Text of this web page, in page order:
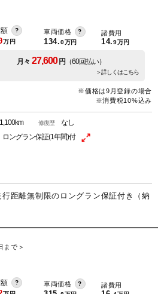
万円
車両価格
134.0万円
諸費用
14.9万円
月々 27,600円 （60回払い）
＞詳しくはこちら
※価格は9月登録の場合
※消費税10%込み
修復歴なし
ングラン保証(1年間)付
距離無制限のロングラン保証付き（納
まで＞
車両価格 諸費用